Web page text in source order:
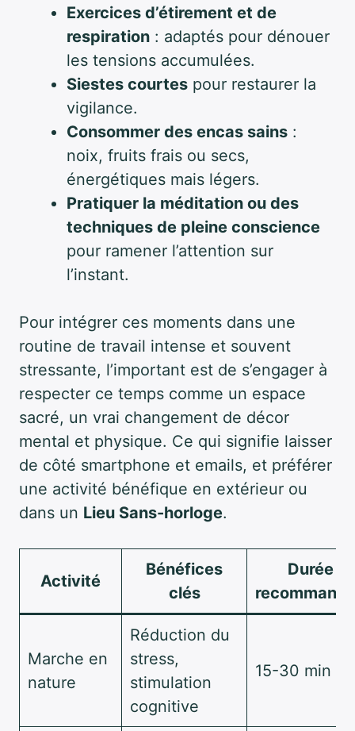
Exercices d’étirement et de
respiration : adaptés pour dénouer
les tensions accumulées.
Siestes courtes pour restaurer la
vigilance.
Consommer des encas sains :
noix, fruits frais ou secs,
énergétiques mais légers.
Pratiquer la méditation ou des
techniques de pleine conscience
pour ramener l’attention sur
l’instant.
Pour intégrer ces moments dans une
routine de travail intense et souvent
stressante, l’important est de s’engager à
respecter ce temps comme un espace
sacré, un vrai changement de décor
mental et physique. Ce qui signifie laisser
de côté smartphone et emails, et préférer
une activité bénéfique en extérieur ou
dans un Lieu Sans-horloge.
Activité
Bénéfices
clés
Durée
Marche en
nature
Réduction du
stress,
stimulation
cognitive
15-30 min